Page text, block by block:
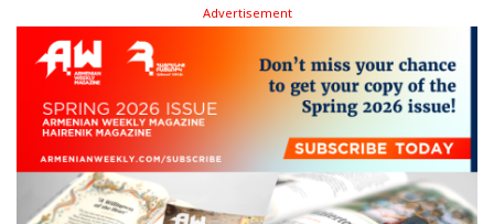
Advertisement